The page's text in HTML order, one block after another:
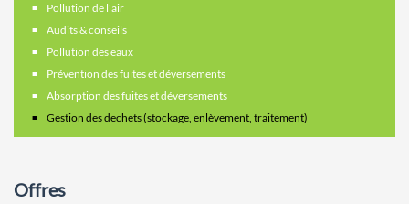
Pollution de l'air
Audits & conseils
Pollution des eaux
Prévention des fuites et déversements
Absorption des fuites et déversements
Gestion des dechets (stockage, enlèvement, traitement)
Offres